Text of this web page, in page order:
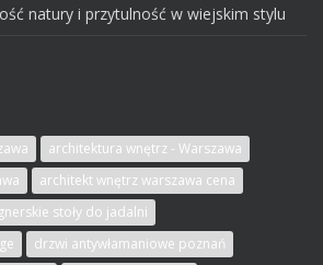
natury i przytulność w wiejskim stylu
architektura wnętrz - Warszawa
architekt wnętrz warszawa cena
stoły do jadalni
drzwi antywłamaniowe poznań